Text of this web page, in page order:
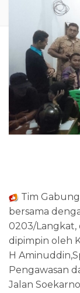
Tim
bersama
0203/Langkat,
dipimpin oleh
H
Pengawasan
Jalan